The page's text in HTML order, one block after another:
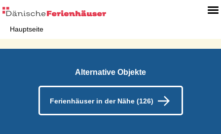
Hauptseite
Alternative Objekte
Ferienhäuser in der Nähe (126)